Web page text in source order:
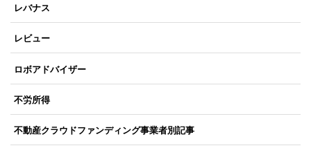
レバナス
レビュー
ロボアドバイザー
不労所得
不動産クラウドファンディング事業者別記事